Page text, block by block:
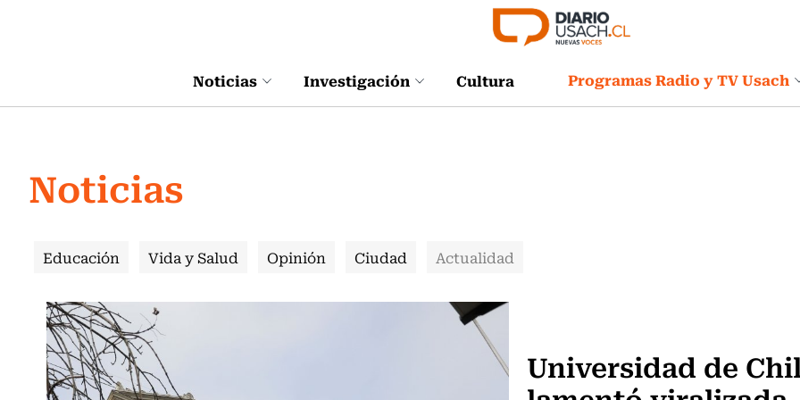
Noticias Investigación Cultura Programas Radio y TV Usach
Noticias
Educación Vida y Salud Opinión Ciudad Actualidad
Universidad de